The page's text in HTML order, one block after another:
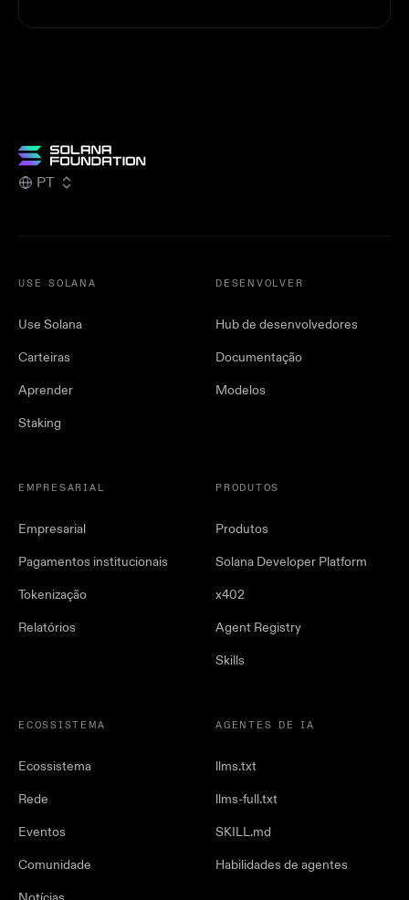
PT
USE SOLANA
Use Solana
Carteiras
Aprender
Staking
DESENVOLVER
Hub de desenvolvedores
Documentação
Modelos
EMPRESARIAL
Empresarial
Pagamentos institucionais
Tokenização
Relatórios
PRODUTOS
Produtos
Solana Developer Platform
x402
Agent Registry
Skills
ECOSSISTEMA
Ecossistema
Rede
Eventos
Comunidade
AGENTES DE IA
llms.txt
llms-full.txt
SKILL.md
Habilidades de agentes